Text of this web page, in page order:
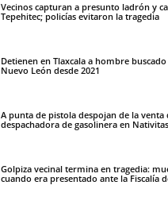
Vecinos capturan a presunto ladrón y
Tepehitec; policías evitaron la tragedia
Detienen en Tlaxcala a hombre
Nuevo León desde 2021
A punta de pistola despojan de la
despachadora de gasolinera en Nativitas
Golpiza vecinal termina en tragedia:
cuando era presentado ante la Fiscalía